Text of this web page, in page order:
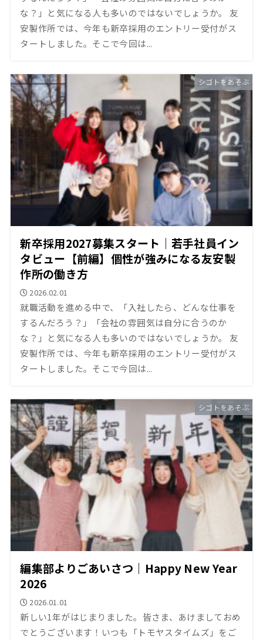
な？」と気になる人も多いのではないでしょうか。 友
安製作所では、今年も新卒採用のエントリー受付がス
タートしました。そこで今回は...
シゴトをあそぶ
新卒採用2027募集スタート｜若手社員イン
タビュー【前編】個性が強みになる友安製
作所の働き方
2026.02.01
就職活動を進める中で、「入社したら、どんな仕事を
するんだろう？」「会社の雰囲気は自分に合うのか
な？」と気になる人も多いのではないでしょうか。 友
安製作所では、今年も新卒採用のエントリー受付がス
タートしました。そこで今回は...
シゴトをあそぶ
編集部よりごあいさつ｜Happy New Year
2026
2026.01.01
新しい1年がはじまりました。皆さま、あけましておめ
でとうございます！いつも「トモヤスタイムズ」をご